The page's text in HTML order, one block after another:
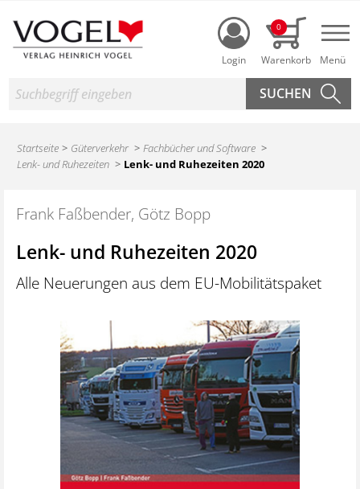
Login
0
Suche
Startseite Güterverkehr
Fachbücher und Software
Lenk- und Ruhezeiten
Lenk- und Ruhezeiten 2020
Frank Faßbender, Götz Bopp
Lenk- und Ruhezeiten 2020
Alle Neuerungen aus dem EU-Mobilitätspaket